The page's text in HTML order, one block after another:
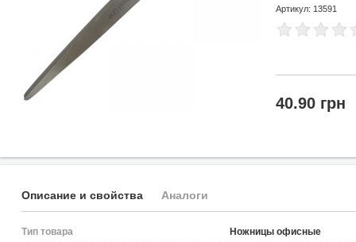
Артикул: 13591
40.90 грн
Описание и свойства Аналоги
Тип товара Ножницы офисные